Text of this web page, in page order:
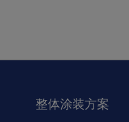
整体涂装方案